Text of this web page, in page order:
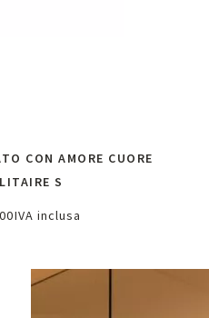
CON AMORE CUORE
S
IVA inclusa